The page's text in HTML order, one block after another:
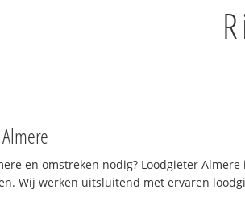
en omstreken nodig? Loodgieter
Wij werken uitsluitend met ervaren